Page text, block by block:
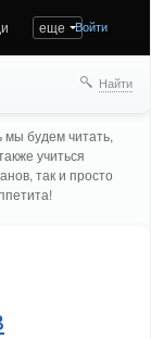
еще Войти
Найти
мы будем читать,
учиться
так и просто